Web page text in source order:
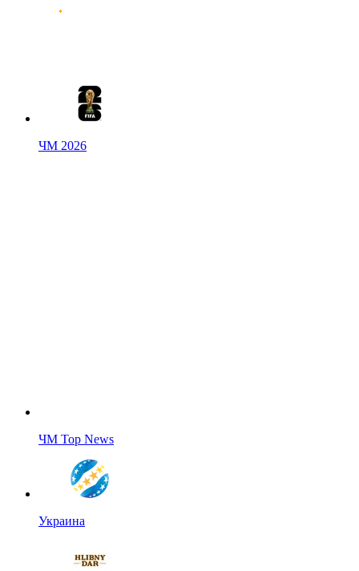
ЧМ 2026
ЧМ Top News
Украина